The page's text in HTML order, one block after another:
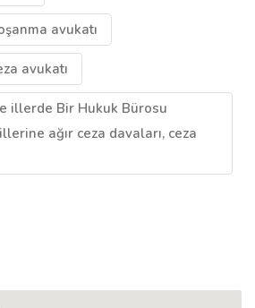
avukatı
avukatı
illerde Bir Hukuk Bürosu
ağır ceza davaları, ceza